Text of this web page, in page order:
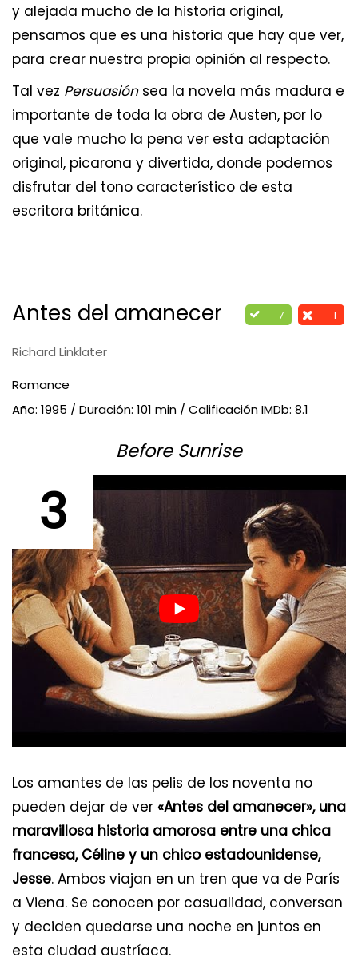
y alejada mucho de la historia original,
pensamos que es una historia que hay que ver,
para crear nuestra propia opinión al respecto.
Tal vez Persuasiónsea la novela más madura e
importante de toda la obra de Austen, por lo
que vale mucho la pena ver esta adaptación
original, picarona y divertida, donde podemos
disfrutar del tono característico de esta
escritora británica.
7 1
Antes del amanecer
Richard Linklater
Romance
Año: 1995 / Duración: 101 min / Calificación IMDb: 8.1
Before Sunrise
3
Los amantes de las pelis de los noventa no
pueden dejar de ver «Antes del amanecer», una
maravillosa historia amorosa entre una chica
francesa, Céline y un chico estadounidense,
Jesse. Ambos viajan en un tren que va de París
a Viena. Se conocen por casualidad, conversan
y deciden quedarse una noche en juntos en
esta ciudad austríaca.